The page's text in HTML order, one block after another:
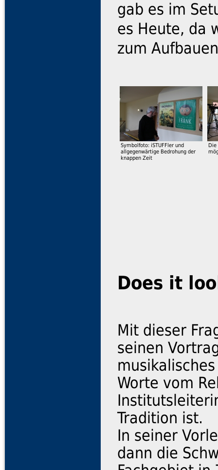
gab es im
es Heute, da
zum
Symbolfoto: iSTUFFler und
allgegenwärtige Bedrohung der
knappen Zeit
Does it
Mit dieser
seinen
Worte vom
Tradition ist.
In seiner
dann die